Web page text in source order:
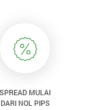
SPREAD MULAI
DARI NOL PIPS